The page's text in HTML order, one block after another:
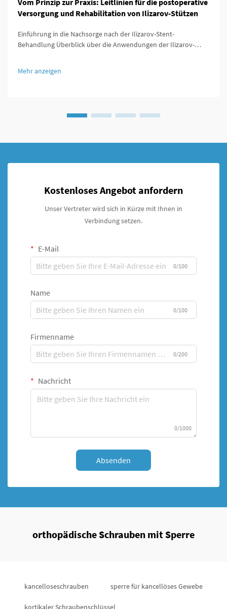
Vom Prinzip zur Praxis: Leitlinien für die postoperative
Versorgung und Rehabilitation von Ilizarov-Stützen
Einführung in die Nachsorge nach der Ilizarov-Stent-
Behandlung Überblick über die Anwendungen der Ilizarov-
gebrochene Bereiche zu stabilisieren und Deformitäten zu
Mehr anzeigen
Kostenloses Angebot anfordern
Unser Vertreter wird sich in Kürze mit Ihnen in
Verbindung setzen.
E-Mail
0/100
Name
0/100
Firmenname
0/200
Nachricht
0/1000
Absenden
orthopädische Schrauben mit Sperre
kancelloseschrauben sperre für kancellöses Gewebe
kortikaler Schraubenschlüssel